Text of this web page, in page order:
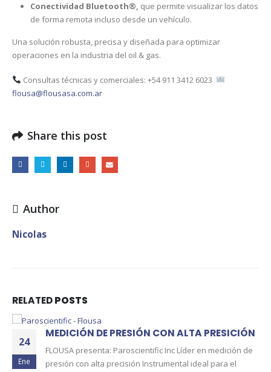
Conectividad Bluetooth®, que permite visualizar los datos
de forma remota incluso desde un vehículo.
Una solución robusta, precisa y diseñada para optimizar
operaciones en la industria del oil & gas.
Consultas técnicas y comerciales: +54 911 3412 6023
flousa@flousasa.com.ar
Share this post
Author
Nicolas
RELATEDPOSTS
CON ALTA PRESICIÓN
Inc Líder en medición de
Instrumental ideal para el
01
Ago
Goodway - Flousa:
Aspiradoras
Goodway para las